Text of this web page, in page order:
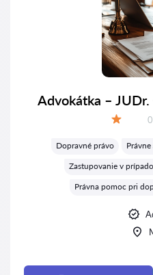
Advokátka –
Dopravné právo
Zastupovanie v
Právna pomoc pri